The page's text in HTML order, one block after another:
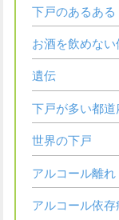
下戸のあるある
お酒を飲めない
遺伝
下戸が多い都道
世界の下戸
アルコール離れ
アルコール依存